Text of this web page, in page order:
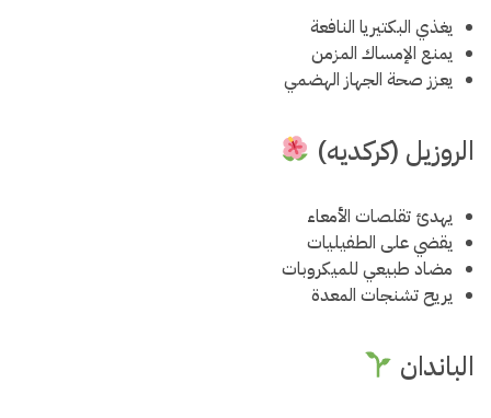
يغذي البكتيريا النافعة
يمنع الإمساك المزمن
يعزز صحة الجهاز الهضمي
الروزيل (كركديه)
يهدئ تقلصات الأمعاء
يقضي على الطفيليات
مضاد طبيعي للميكروبات
يريح تشنجات المعدة
الباندان